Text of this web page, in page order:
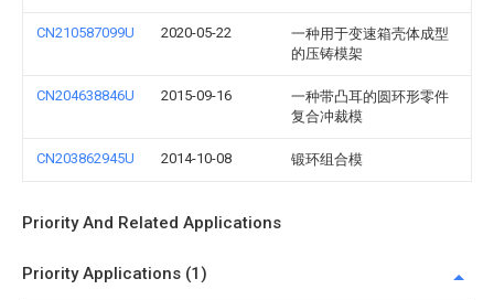
CN210587099U 2020-05-22
一种用于变速箱壳体成型
的压铸模架
CN204638846U 2015-09-16
一种带凸耳的圆环形零件
复合冲裁模
CN203862945U 2014-10-08 锻环组合模
Priority And Related Applications
Priority Applications (1)